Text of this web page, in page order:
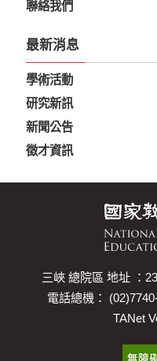
聯絡我們
最新消息
學術活動
研究新訊
新聞公告
徵才資訊
三峽 總院區 地址 ：
電話總機：
TANet